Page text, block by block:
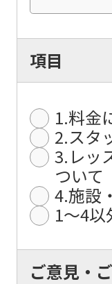
項目
1.料金
2.スタ
3.レッ
ついて
4.施設
1〜4以
ご意見・